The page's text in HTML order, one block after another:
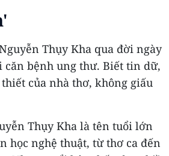
Thụy Kha qua đời ngày
căn bệnh ung thư. Biết tin dữ,
của nhà thơ, không giấu
Thụy Kha là tên tuổi lớn
học nghệ thuật, từ thơ ca đến